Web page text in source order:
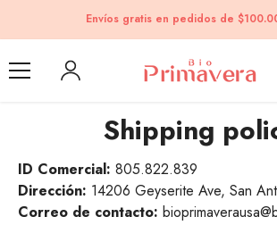
Envíos gratis en pedidos de
Shipping
ID Comercial: 805.822.839
Dirección: 14206 Geyserite Ave, San
Correo de contacto: